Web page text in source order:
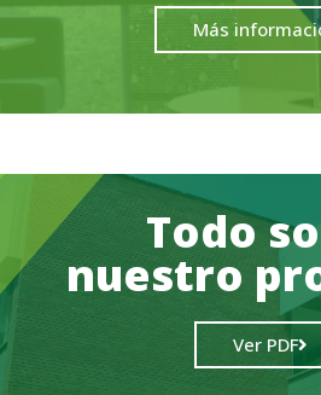
Más
Todo
nuestro
Ver PDF